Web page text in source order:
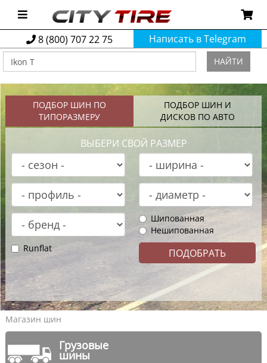
8 (800) 707 22 75 Написать в Telegram
НАЙТИ
ПОДБОР ШИН ПО
ТИПОРАЗМЕРУ
ПОДБОР ШИН И
ДИСКОВ ПО АВТО
ВЫБЕРИ СВОЙ РАЗМЕР
Шипованная
Нешипованная
Runflat
Магазин шин
Грузовые
шины